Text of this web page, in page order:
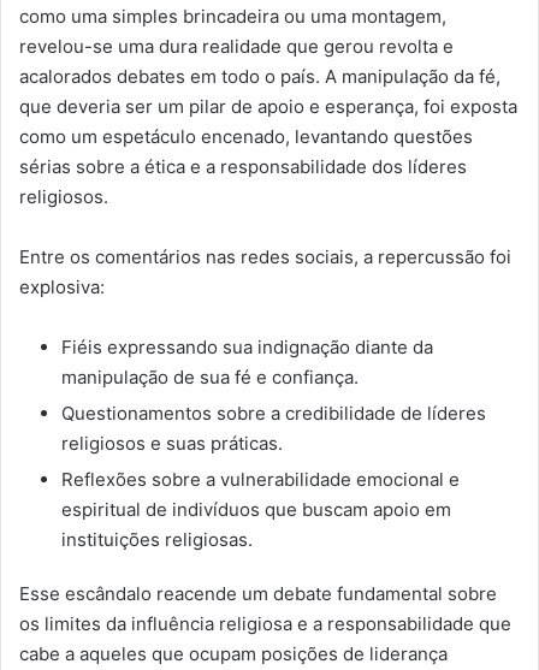
como uma simples brincadeira ou uma montagem,
revelou-se uma dura realidade que gerou revolta e
acalorados debates em todo o país. A manipulação da fé,
que deveria ser um pilar de apoio e esperança, foi exposta
como um espetáculo encenado, levantando questões
sérias sobre a ética e a responsabilidade dos líderes
religiosos.
Entre os comentários nas redes sociais, a repercussão foi
explosiva:
Fiéis expressando sua indignação diante da
manipulação de sua fé e confiança.
Questionamentos sobre a credibilidade de líderes
religiosos e suas práticas.
Reflexões sobre a vulnerabilidade emocional e
espiritual de indivíduos que buscam apoio em
instituições religiosas.
Esse escândalo reacende um debate fundamental sobre
os limites da influência religiosa e a responsabilidade que
cabe a aqueles que ocupam posições de liderança